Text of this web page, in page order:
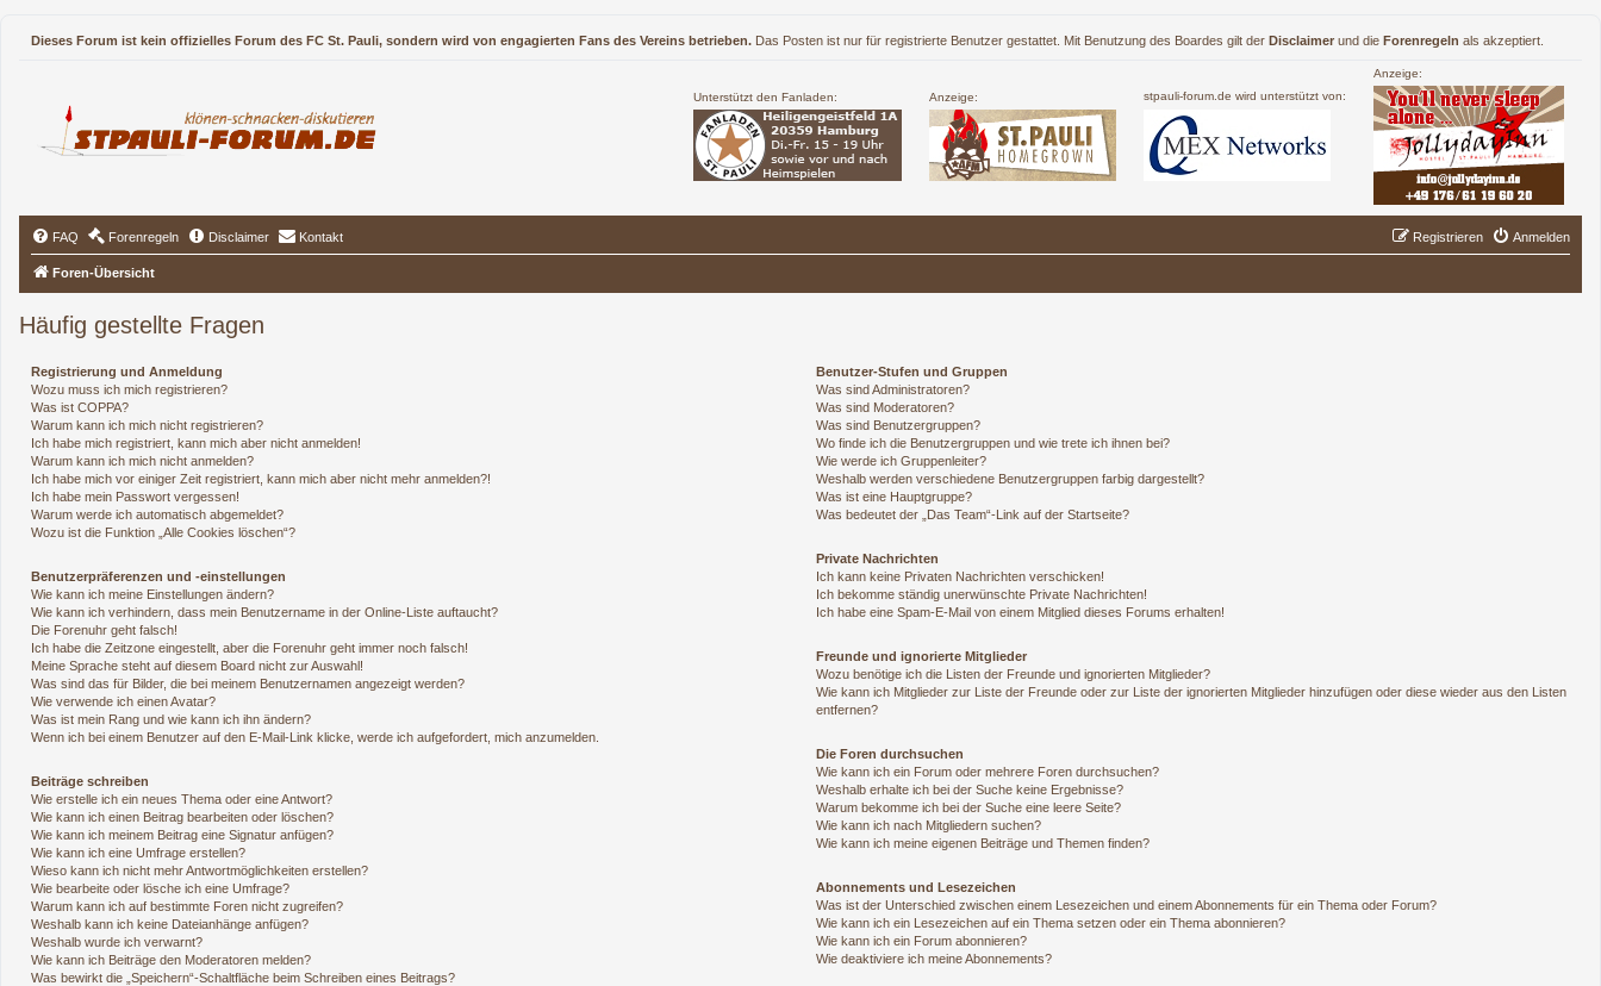
Dieses Forum ist kein offizielles Forum des FC St. Pauli, sondern wird von engagierten Fans des Vereins betrieben. Das Posten ist nur für registrierte Benutzer gestattet. Mit Benutzung des Boardes gilt der Disclaimer und die Forenregeln als akzeptiert.
Unterstützt den Fanladen: Anzeige: stpauli-forum.de wird unterstützt von:
Anzeige:
FAQ Forenregeln Disclaimer Kontakt Anmelden
Registrieren
Foren-Übersicht
Häufig gestellte Fragen
Registrierung und Anmeldung
Wozu muss ich mich registrieren?
Was ist COPPA?
Warum kann ich mich nicht registrieren?
Ich habe mich registriert, kann mich aber nicht anmelden!
Warum kann ich mich nicht anmelden?
Ich habe mich vor einiger Zeit registriert, kann mich aber nicht mehr anmelden?!
Ich habe mein Passwort vergessen!
Warum werde ich automatisch abgemeldet?
Wozu ist die Funktion „Alle Cookies löschen“?
Benutzerpräferenzen und -einstellungen
Wie kann ich meine Einstellungen ändern?
Wie kann ich verhindern, dass mein Benutzername in der Online-Liste auftaucht?
Die Forenuhr geht falsch!
Ich habe die Zeitzone eingestellt, aber die Forenuhr geht immer noch falsch!
Meine Sprache steht auf diesem Board nicht zur Auswahl!
Was sind das für Bilder, die bei meinem Benutzernamen angezeigt werden?
Wie verwende ich einen Avatar?
Was ist mein Rang und wie kann ich ihn ändern?
Wenn ich bei einem Benutzer auf den E-Mail-Link klicke, werde ich aufgefordert, mich anzumelden.
Beiträge schreiben
Wie erstelle ich ein neues Thema oder eine Antwort?
Wie kann ich einen Beitrag bearbeiten oder löschen?
Wie kann ich meinem Beitrag eine Signatur anfügen?
Wie kann ich eine Umfrage erstellen?
Wieso kann ich nicht mehr Antwortmöglichkeiten erstellen?
Wie bearbeite oder lösche ich eine Umfrage?
Warum kann ich auf bestimmte Foren nicht zugreifen?
Weshalb kann ich keine Dateianhänge anfügen?
Weshalb wurde ich verwarnt?
Wie kann ich Beiträge den Moderatoren melden?
Was bewirkt die „Speichern“-Schaltfläche beim Schreiben eines Beitrags?
Benutzer-Stufen und Gruppen
Was sind Administratoren?
Was sind Moderatoren?
Was sind Benutzergruppen?
Wo finde ich die Benutzergruppen und wie trete ich ihnen bei?
Wie werde ich Gruppenleiter?
Weshalb werden verschiedene Benutzergruppen farbig dargestellt?
Was ist eine Hauptgruppe?
Was bedeutet der „Das Team“-Link auf der Startseite?
Private Nachrichten
Ich kann keine Privaten Nachrichten verschicken!
Ich bekomme ständig unerwünschte Private Nachrichten!
Ich habe eine Spam-E-Mail von einem Mitglied dieses Forums erhalten!
Freunde und ignorierte Mitglieder
Wozu benötige ich die Listen der Freunde und ignorierten Mitglieder?
Wie kann ich Mitglieder zur Liste der Freunde oder zur Liste der ignorierten Mitglieder hinzufügen oder diese wieder aus den Listen
entfernen?
Die Foren durchsuchen
Wie kann ich ein Forum oder mehrere Foren durchsuchen?
Weshalb erhalte ich bei der Suche keine Ergebnisse?
Warum bekomme ich bei der Suche eine leere Seite?
Wie kann ich nach Mitgliedern suchen?
Wie kann ich meine eigenen Beiträge und Themen finden?
Abonnements und Lesezeichen
Was ist der Unterschied zwischen einem Lesezeichen und einem Abonnements für ein Thema oder Forum?
Wie kann ich ein Lesezeichen auf ein Thema setzen oder ein Thema abonnieren?
Wie kann ich ein Forum abonnieren?
Wie deaktiviere ich meine Abonnements?